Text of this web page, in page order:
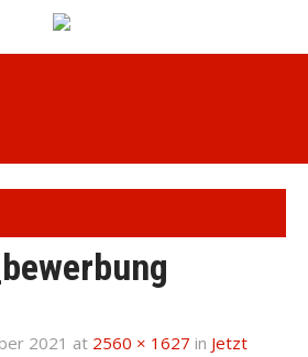
2021 at 2560 × 1627 in Jetzt